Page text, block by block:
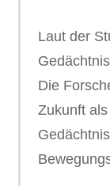
Laut der
Die
Zukunft